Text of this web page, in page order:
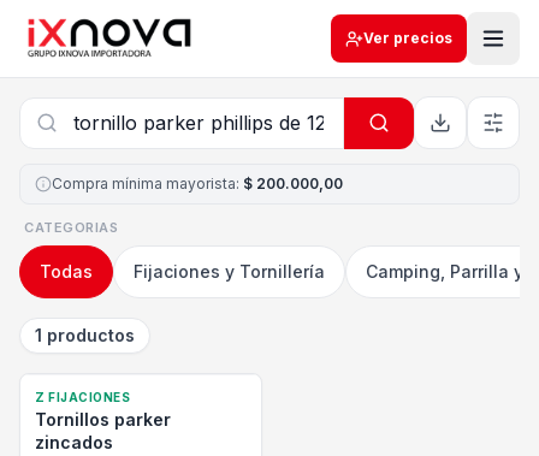
Ver precios
Compra mínima mayorista: $ 200.000,00
CATEGORIAS
Todas Fijaciones y Tornillería Camping, Parrilla y
1 productos
Z FIJACIONES
Tornillos parker
zincados